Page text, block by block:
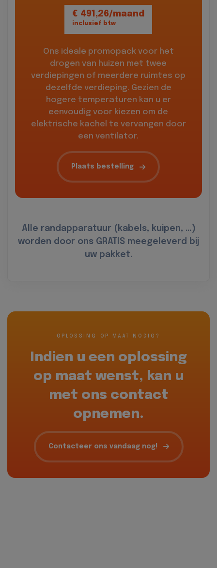
€ 491,26/maand
inclusief btw
Ons ideale promopack voor het
drogen van huizen met twee
verdiepingen of meerdere ruimtes op
dezelfde verdieping. Gezien de
hogere temperaturen kan u er
eenvoudig voor kiezen om de
elektrische kachel te vervangen door
een ventilator.
Plaats bestelling
Alle randapparatuur (kabels, kuipen, …)
worden door ons GRATIS meegeleverd bij
uw pakket.
OPLOSSING OP MAAT NODIG?
Indien u een oplossing
op maat wenst, kan u
met ons contact
opnemen.
Contacteer ons vandaag nog!